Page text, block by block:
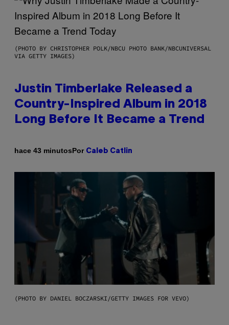
(PHOTO BY CHRISTOPHER POLK/NBCU PHOTO BANK/NBCUNIVERSAL
VIA GETTY IMAGES)
Justin Timberlake Released a
Country-Inspired Album in 2018
Long Before It Became a Trend
hace 43 minutosPor Caleb Catlin
(PHOTO BY DANIEL BOCZARSKI/GETTY IMAGES FOR VEVO)